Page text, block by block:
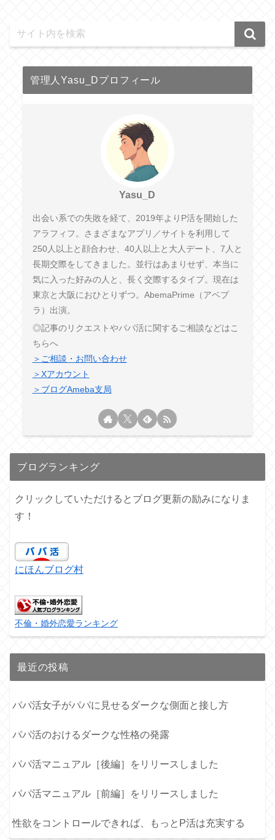
管理人Yasu_Dプロフィール
Yasu_D
出会い系での失敗を経て、2019年よりP活を開始した
アラフィフ。さまざまなアプリ／サイトを利用して
250人以上と顔合わせ、40人以上と大人デート、7人と
長期交際をしてきました。並行はあまりせず、本当に
気に入った好みの人と、長く交際するタイプ。現在は
東京と大阪におひとりずつ。AbemaPrime（アベプ
ラ）出演。
◎記事のリクエストやパパ活に関するご相談などはこ
ちらへ
＞ご相談・お問い合わせ
＞Xアカウント
＞ブログAmeba支局
ブログランキング
クリックしていただけるとブログ更新の励みになりま
す！
にほんブログ村
不倫・婚外恋愛ランキング
最近の投稿
パパ活女子がパパに見せるダークな側面と接し方
パパ活のおけるダークな性格の発露
パパ活マニュアル［後編］をリリースしました
パパ活マニュアル［前編］をリリースしました
性欲をコントロールできれば、もっとP活は充実する